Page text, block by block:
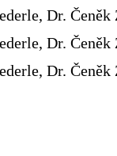
Dr. Čeněk
Dr. Čeněk
Dr. Čeněk